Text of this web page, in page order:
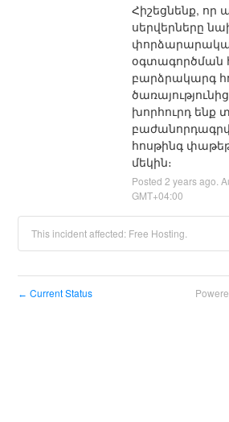
Հիշեցնենք, որ
սերվերները
օգտագործման
բարձրակարգ
խորհուրդ ենք
հոսթինգ
մեկին։
Posted 2 years ago.
GMT+04:00
This incident affected: Free Hosting.
← Current Status